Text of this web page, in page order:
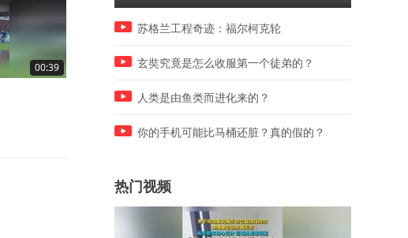
00:39 01:02
盘点今日足坛“四大新料”
球王这样的状态，进球破千
苏格兰工程奇迹：福尔柯克轮
玄奘究竟是怎么收服第一个徒弟的？
人类是由鱼类而进化来的？
你的手机可能比马桶还脏？真的假的？
热门视频